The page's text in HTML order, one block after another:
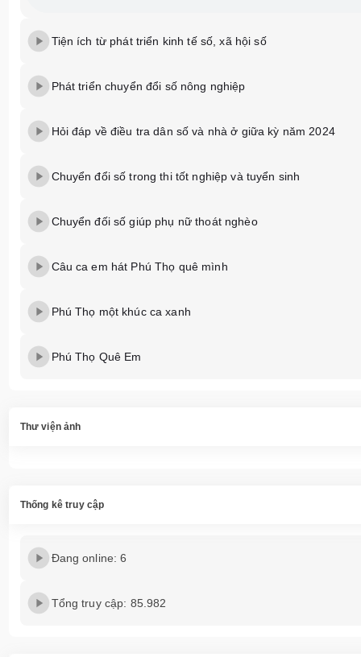
Tiện ích từ phát triển kinh tế số, xã hội số
Phát triển chuyển đổi số nông nghiệp
Hỏi đáp về điều tra dân số và nhà ở giữa kỳ năm 2024
Chuyển đổi số trong thi tốt nghiệp và tuyển sinh
Chuyển đối số giúp phụ nữ thoát nghèo
Câu ca em hát Phú Thọ quê mình
Phú Thọ một khúc ca xanh
Phú Thọ Quê Em
Thư viện ảnh
Thống kê truy cập
Đang online: 6
Tổng truy cập: 85.982